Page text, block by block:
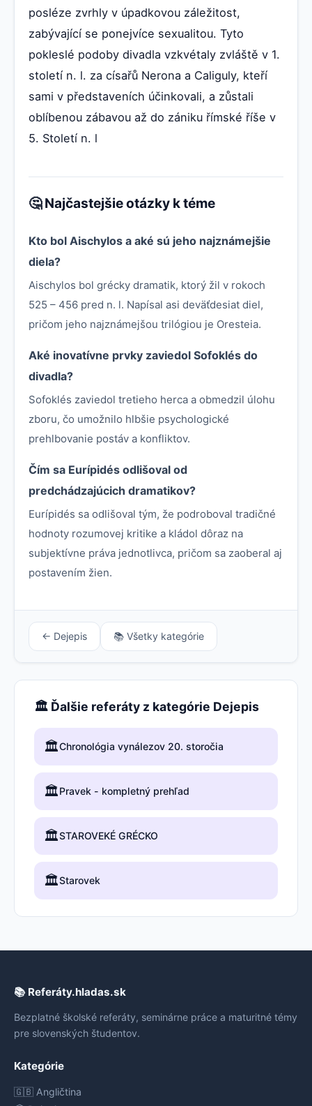
posléze zvrhly v úpadkovou záležitost,
zabývající se ponejvíce sexualitou. Tyto
pokleslé podoby divadla vzkvétaly zvláště v 1.
století n. l. za císařů Nerona a Caliguly, kteří
sami v představeních účinkovali, a zůstali
oblíbenou zábavou až do zániku římské říše v
5. Století n. l
🤔 Najčastejšie otázky k téme
Kto bol Aischylos a aké sú jeho najznámejšie
diela?
Aischylos bol grécky dramatik, ktorý žil v rokoch
525 – 456 pred n. l. Napísal asi deväťdesiat diel,
pričom jeho najznámejšou trilógiou je Oresteia.
Aké inovatívne prvky zaviedol Sofoklés do
divadla?
Sofoklés zaviedol tretieho herca a obmedzil úlohu
zboru, čo umožnilo hlbšie psychologické
prehlbovanie postáv a konfliktov.
Čím sa Eurípidés odlišoval od
predchádzajúcich dramatikov?
Eurípidés sa odlišoval tým, že podroboval tradičné
hodnoty rozumovej kritike a kládol dôraz na
subjektívne práva jednotlivca, pričom sa zaoberal aj
postavením žien.
← Dejepis 📚 Všetky kategórie
🏛️ Ďalšie referáty z kategórie Dejepis
🏛️Chronológia vynálezov 20. storočia
🏛️Pravek - kompletný prehľad
🏛️STAROVEKÉ GRÉCKO
🏛️Starovek
📚 Referáty.hladas.sk
Bezplatné školské referáty, seminárne práce a maturitné témy
pre slovenských študentov.
Kategórie
🇬🇧 Angličtina